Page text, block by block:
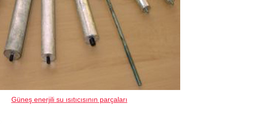
Güneş enerjili su ısıtıcısının parçaları